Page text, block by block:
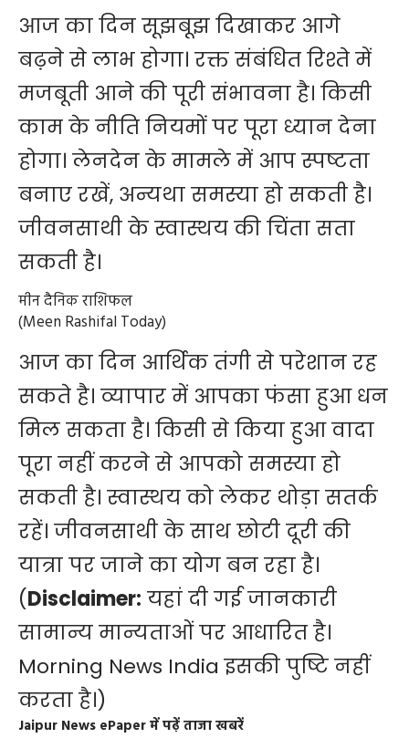
आज का दिन सूझबूझ दिखाकर आगे
बढ़ने से लाभ होगा। रक्त संबंधित रिश्ते में
मजबूती आने की पूरी संभावना है। किसी
काम के नीति नियमों पर पूरा ध्यान देना
होगा। लेनदेन के मामले में आप स्पष्टता
बनाए रखें, अन्यथा समस्या हो सकती है।
जीवनसाथी के स्वास्थय की चिंता सता
सकती है।
मीन दैनिक राशिफल
(Meen Rashifal Today)
आज का दिन आर्थिक तंगी से परेशान रह
सकते है। व्यापार में आपका फंसा हुआ धन
मिल सकता है। किसी से किया हुआ वादा
पूरा नहीं करने से आपको समस्या हो
सकती है। स्वास्थय को लेकर थोड़ा सतर्क
रहें। जीवनसाथी के साथ छोटी दूरी की
यात्रा पर जाने का योग बन रहा है।
(Disclaimer: यहां दी गई जानकारी
सामान्य मान्यताओं पर आधारित है।
Morning News India इसकी पुष्टि नहीं
करता है।)
Jaipur News ePaper में पढ़ें ताजा खबरें